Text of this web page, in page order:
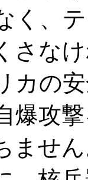
く、
さな
カの
爆攻
ませ